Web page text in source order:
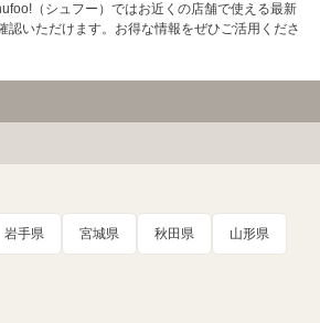
（シュフー）ではお近くの店舗で使える最新
認いただけます。お得な情報をぜひご活用くださ
岩手県 宮城県 秋田県 山形県